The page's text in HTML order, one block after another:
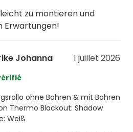
zu montieren und
Erwartungen!
Johanna 1 juillet 2026
ohne Bohren & mit Bohren
Thermo Blackout: Shadow
Weiß